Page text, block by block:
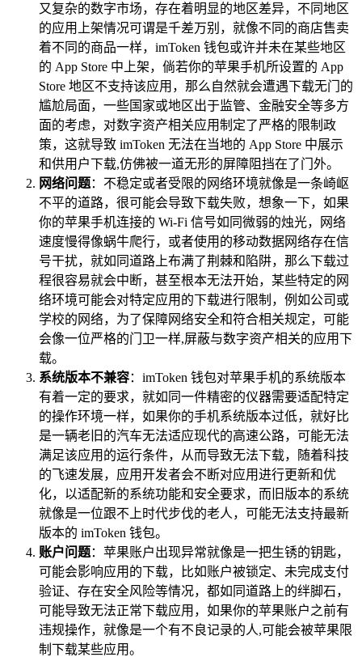
又复杂的数字市场，存在着明显的地区差异，不同地区
的应用上架情况可谓是千差万别，就像不同的商店售卖
着不同的商品一样，imToken 钱包或许并未在某些地区
的 App Store 中上架，倘若你的苹果手机所设置的 App
Store 地区不支持该应用，那么自然就会遭遇下载无门的
尴尬局面，一些国家或地区出于监管、金融安全等多方
面的考虑，对数字资产相关应用制定了严格的限制政
策，这就导致 imToken 无法在当地的 App Store 中展示
和供用户下载,仿佛被一道无形的屏障阻挡在了门外。
网络问题：不稳定或者受限的网络环境就像是一条崎岖
不平的道路，很可能会导致下载失败，想象一下，如果
你的苹果手机连接的 Wi-Fi 信号如同微弱的烛光，网络
速度慢得像蜗牛爬行，或者使用的移动数据网络存在信
号干扰，就如同道路上布满了荆棘和陷阱，那么下载过
程很容易就会中断，甚至根本无法开始，某些特定的网
络环境可能会对特定应用的下载进行限制，例如公司或
学校的网络，为了保障网络安全和符合相关规定，可能
会像一位严格的门卫一样,屏蔽与数字资产相关的应用下
载。
系统版本不兼容：imToken 钱包对苹果手机的系统版本
有着一定的要求，就如同一件精密的仪器需要适配特定
的操作环境一样，如果你的手机系统版本过低，就好比
是一辆老旧的汽车无法适应现代的高速公路，可能无法
满足该应用的运行条件，从而导致无法下载，随着科技
的飞速发展，应用开发者会不断对应用进行更新和优
化，以适配新的系统功能和安全要求，而旧版本的系统
就像是一位跟不上时代步伐的老人，可能无法支持最新
版本的 imToken 钱包。
账户问题：苹果账户出现异常就像是一把生锈的钥匙，
可能会影响应用的下载，比如账户被锁定、未完成支付
验证、存在安全风险等情况，都如同道路上的绊脚石，
可能导致无法正常下载应用，如果你的苹果账户之前有
违规操作，就像是一个有不良记录的人,可能会被苹果限
制下载某些应用。